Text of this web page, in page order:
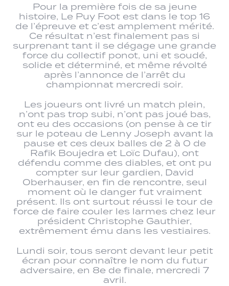
Pour la première fois de sa jeune
histoire, Le Puy Foot est dans le top 16
de l’épreuve et c’est amplement mérité.
Ce résultat n’est finalement pas si
surprenant tant il se dégage une grande
force du collectif ponot, uni et soudé,
solide et déterminé, et même révolté
après l’annonce de l’arrêt du
championnat mercredi soir.
Les joueurs ont livré un match plein,
n’ont pas trop subi, n’ont pas joué bas,
ont eu des occasions (on pense à ce tir
sur le poteau de Lenny Joseph avant la
pause et ces deux balles de 2 à 0 de
Rafik Boujedra et Loïc Dufau), ont
défendu comme des diables, et ont pu
compter sur leur gardien, David
Oberhauser, en fin de rencontre, seul
moment où le danger fut vraiment
présent. Ils ont surtout réussi le tour de
force de faire couler les larmes chez leur
président Christophe Gauthier,
extrêmement ému dans les vestiaires.
Lundi soir, tous seront devant leur petit
écran pour connaître le nom du futur
adversaire, en 8e de finale, mercredi 7
avril.